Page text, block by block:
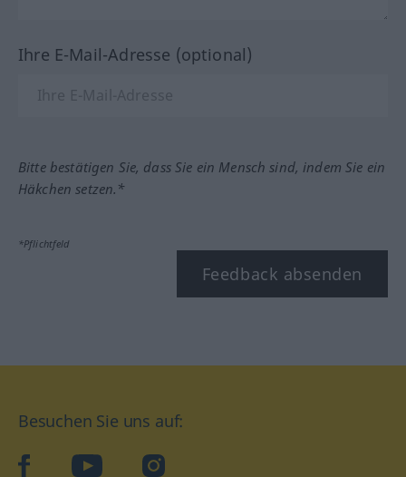
Ihre E-Mail-Adresse (optional)
Bitte bestätigen Sie, dass Sie ein Mensch sind, indem Sie ein
Häkchen setzen.*
*Pflichtfeld
Feedback absenden
Besuchen Sie uns auf:
facebookYouTube Instagram